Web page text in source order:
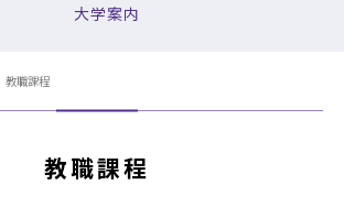
大学案内
教職課程
教職課程